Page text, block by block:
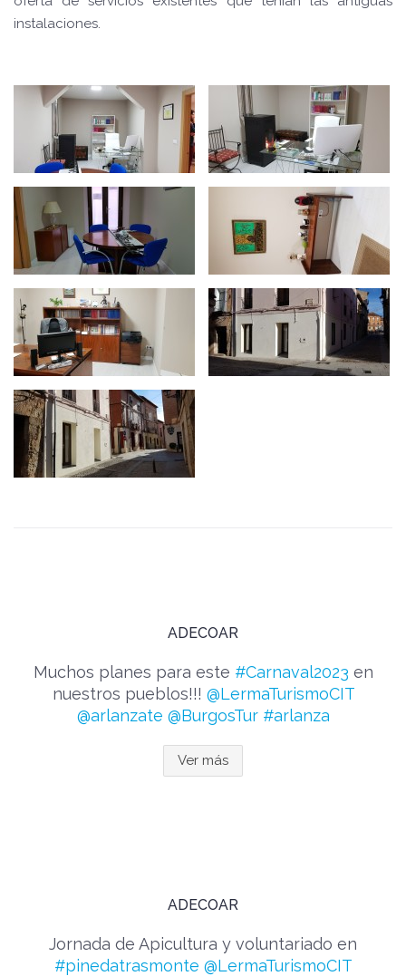
instalaciones.
ADECOAR
Muchos planes para este #Carnaval2023 en
nuestros pueblos!!! @LermaTurismoCIT
@arlanzate @BurgosTur #arlanza
Ver más
ADECOAR
Jornada de Apicultura y voluntariado en
#pinedatrasmonte @LermaTurismoCIT